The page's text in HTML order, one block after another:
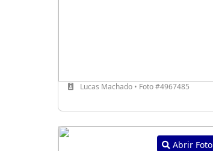
Lucas Machado • Foto #4967485
Abrir Foto